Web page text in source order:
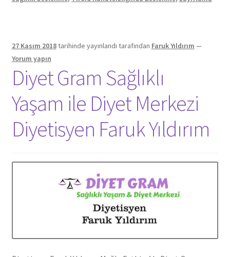
27 Kasım 2018tarihinde yayınlandı tarafından Faruk Yıldırım —
Yorum yapın
Diyet Gram Sağlıklı
Yaşam ile Diyet Merkezi
Diyetisyen Faruk Yıldırım